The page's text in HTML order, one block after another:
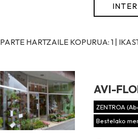
PARTE HARTZAILE KOPURUA: 1 |
AVI-
ZENTROA
Bestelako